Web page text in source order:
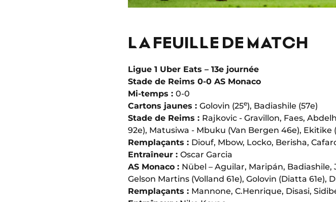
LA FEUILLE DE MATCH
Ligue 1 Uber Eats – 13e journée
Stade de Reims 0-0 AS Monaco
Mi-temps : 0-0
Cartons jaunes : Golovin (25e), Badiashile (57e)
Stade de Reims : Rajkovic - Gravillon, Faes,
92e), Matusiwa - Mbuku (Van Bergen 46e), Ekitike
Remplaçants : Diouf, Mbow, Locko, Berisha,
Entraîneur : Oscar Garcia
AS Monaco : Nübel – Aguilar, Maripán, Badiashile,
Gelson Martins (Volland 61e), Golovin (Diatta 61e),
Remplaçants : Mannone, C.Henrique, Disasi,